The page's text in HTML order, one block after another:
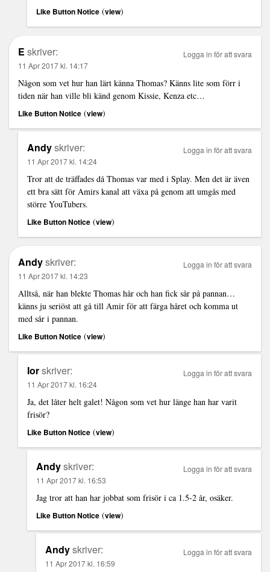
Like Button Notice (view)
E skriver:
11 Apr 2017 kl. 14:17
Någon som vet hur han lärt känna Thomas? Känns lite som förr i
tiden när han ville bli känd genom Kissie, Kenza etc…
Like Button Notice (view)
Logga in för att svara
Andyskriver:
11 Apr 2017 kl. 14:24
Tror att de träffades då Thomas var med i Splay. Men det är även
ett bra sätt för Amirs kanal att växa på genom att umgås med
större YouTubers.
Like Button Notice (view)
Logga in för att svara
Andyskriver:
11 Apr 2017 kl. 14:23
Alltså, när han blekte Thomas hår och han fick sår på pannan…
känns ju seriöst att gå till Amir för att färga håret och komma ut
med sår i pannan.
Like Button Notice (view)
Logga in för att svara
Iorskriver:
11 Apr 2017 kl. 16:24
Ja, det låter helt galet! Någon som vet hur länge han har varit
frisör?
Like Button Notice (view)
Logga in för att svara
Andyskriver:
11 Apr 2017 kl. 16:53
Jag tror att han har jobbat som frisör i ca 1.5-2 år, osäker.
Like Button Notice (view)
Logga in för att svara
Andyskriver:
11 Apr 2017 kl. 16:59
Logga in för att svara